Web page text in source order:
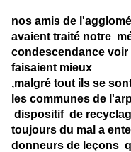
nos amis de
avaient traité notre
condescendance
faisaient mieux
,malgré tout ils se
les communes de
dispositif de
toujours du mal a
donneurs de leçons